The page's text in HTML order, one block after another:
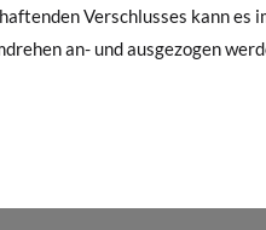
Verschlusses kann es
an- und ausgezogen
Ihren Veranstaltungen in dieser Saison
einer Postfiliale zurück und
Stil auf.